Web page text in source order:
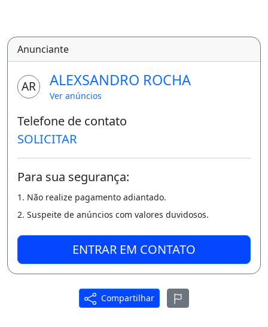
Anunciante
AR ALEXSANDRO ROCHA
Ver anúncios
Telefone de contato
SOLICITAR
Para sua segurança:
1. Não realize pagamento adiantado.
2. Suspeite de anúncios com valores duvidosos.
ENTRAR EM CONTATO
Compartilhar